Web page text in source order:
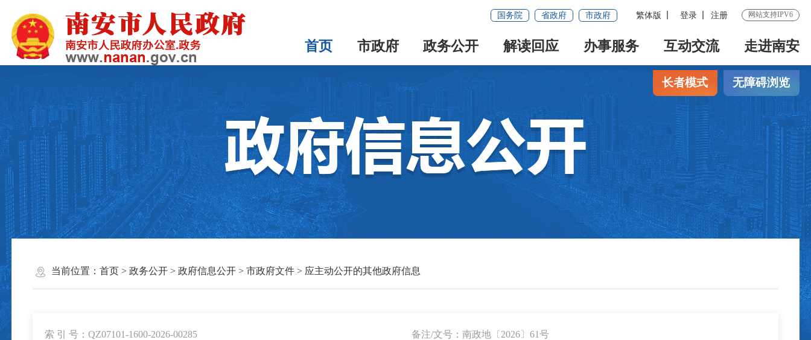
国务院 省政府 市政府 繁体版 登录 注册 网站支持IPV6
首页 市政府 政务公开 解读回应 办事服务 互动交流 走进南安
长者模式 无障碍浏览
当前位置： 首页> 政务公开> 政府信息公开> 市政府文件> 应主动公开的其他政府信息
索 引 号：QZ07101-1600-2026-00285
备注/文号：南政地〔2026〕61号